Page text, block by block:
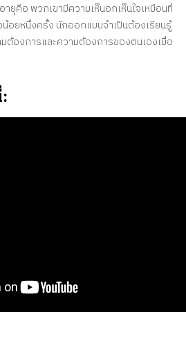
ยุคือ พวกเขามีความเห็นอกเห็นใจเหมือนที่
อยหนึ่งครั้ง นักออกแบบจำเป็นต้องเรียนรู้
ต้องการและความต้องการของตนเองเมื่อ